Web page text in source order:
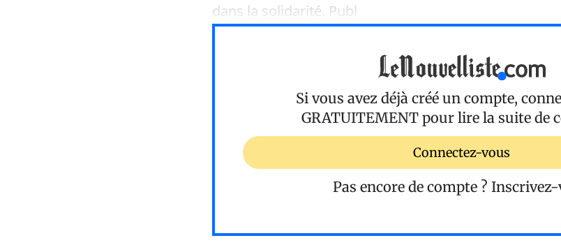
dans la solidarité. Publ
Si vous avez déjà créé un compte,
GRATUITEMENT pour lire la suite de
Connectez-vous
Pas encore de compte ? Inscrivez-